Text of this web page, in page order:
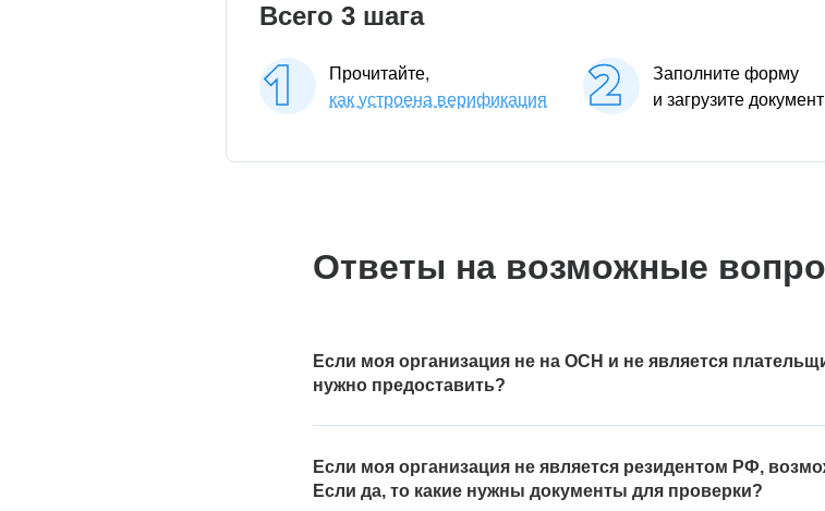
Всего 3 шага
Прочитайте,
как устроена верификация
Заполните форму
и загрузите
Ответы на возможные
Если моя организация не на ОСН и не является
нужно предоставить?
применения ими упрощённой системы налогообложения,
налогового режима. Это может быть первый лист декларации с
протокол сдачи декларации через интернет или заявление о
Если моя организация не является резидентом РФ,
Если да, то какие нужны документы для проверки?